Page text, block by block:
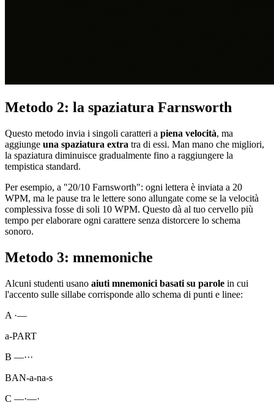
Metodo 2: la spaziatura Farnsworth
Questo metodo invia i singoli caratteri a piena velocità, ma
aggiunge una spaziatura extra tra di essi. Man mano che migliori,
la spaziatura diminuisce gradualmente fino a raggiungere la
tempistica standard.
Per esempio, a "20/10 Farnsworth": ogni lettera è inviata a 20
WPM, ma le pause tra le lettere sono allungate come se la velocità
complessiva fosse di soli 10 WPM. Questo dà al tuo cervello più
tempo per elaborare ogni carattere senza distorcere lo schema
sonoro.
Metodo 3: mnemoniche
Alcuni studenti usano aiuti mnemonici basati su parole in cui
l'accento sulle sillabe corrisponde allo schema di punti e linee:
A ·—
a-PART
B —···
BAN-a-na-s
C —·—·